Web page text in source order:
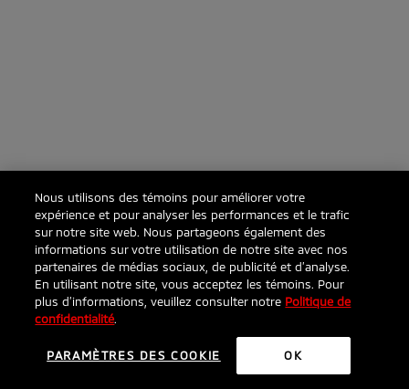
Nous utilisons des témoins pour améliorer votre
expérience et pour analyser les performances et le trafic
sur notre site web. Nous partageons également des
informations sur votre utilisation de notre site avec nos
partenaires de médias sociaux, de publicité et d’analyse.
En utilisant notre site, vous acceptez les témoins. Pour
plus d’informations, veuillez consulter notre Politique de
confidentialité.
PARAMÈTRES DES COOKIE OK